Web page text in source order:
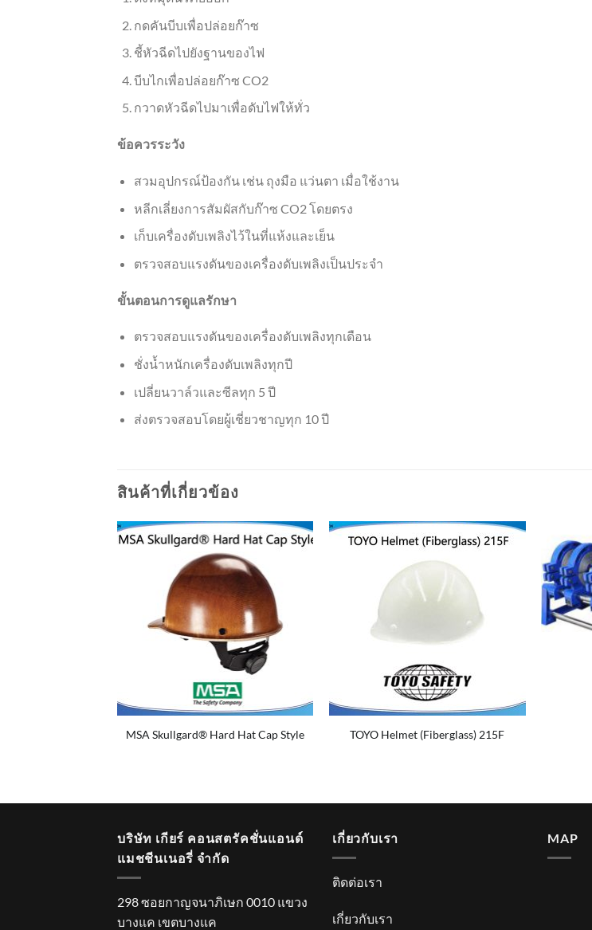
กดคันบีบเพื่อปล่อยก๊าซ
ชี้หัวฉีดไปยังฐานของไฟ
บีบไกเพื่อปล่อยก๊าซ CO2
กวาดหัวฉีดไปมาเพื่อดับไฟให้ทั่ว
ข้อควรระวัง
สวมอุปกรณ์ป้องกัน เช่น ถุงมือ แว่นตา เมื่อใช้งาน
หลีกเลี่ยงการสัมผัสกับก๊าซ CO2 โดยตรง
เก็บเครื่องดับเพลิงไว้ในที่แห้งและเย็น
ตรวจสอบแรงดันของเครื่องดับเพลิงเป็นประจำ
ขั้นตอนการดูแลรักษา
ตรวจสอบแรงดันของเครื่องดับเพลิงทุกเดือน
ชั่งน้ำหนักเครื่องดับเพลิงทุกปี
เปลี่ยนวาล์วและซีลทุก 5 ปี
ส่งตรวจสอบโดยผู้เชี่ยวชาญทุก 10 ปี
สินค้าที่เกี่ยวข้อง
MSA Skullgard® Hard Hat Cap Style TOYO Helmet (Fiberglass) 215F
บริษัท เกียร์ คอนสตรัคชั่นแอนด์
แมชชีนเนอรี่ จำกัด
298 ซอยกาญจนาภิเษก 0010 แขวง
บางแค เขตบางแค
เกี่ยวกับเรา
ติดต่อเรา
เกี่ยวกับเรา
MAP